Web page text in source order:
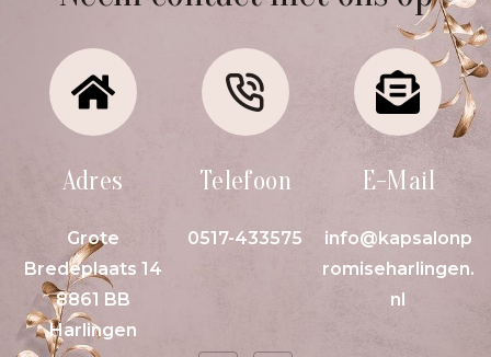
Adres
Grote
Bredeplaats 14
8861 BB
Harlingen
Telefoon
0517-433575
E-Mail
info@kapsalonp
romiseharlingen.
nl